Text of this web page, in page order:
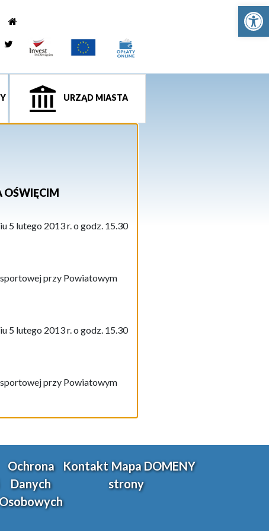
Twitter
URZĄD MIASTA
OŚWIĘCIM
5 lutego 2013 r. o godz. 15.30
przy Powiatowym
5 lutego 2013 r. o godz. 15.30
przy Powiatowym
Ochrona
Danych
Kontakt Mapa
strony
DOMENY